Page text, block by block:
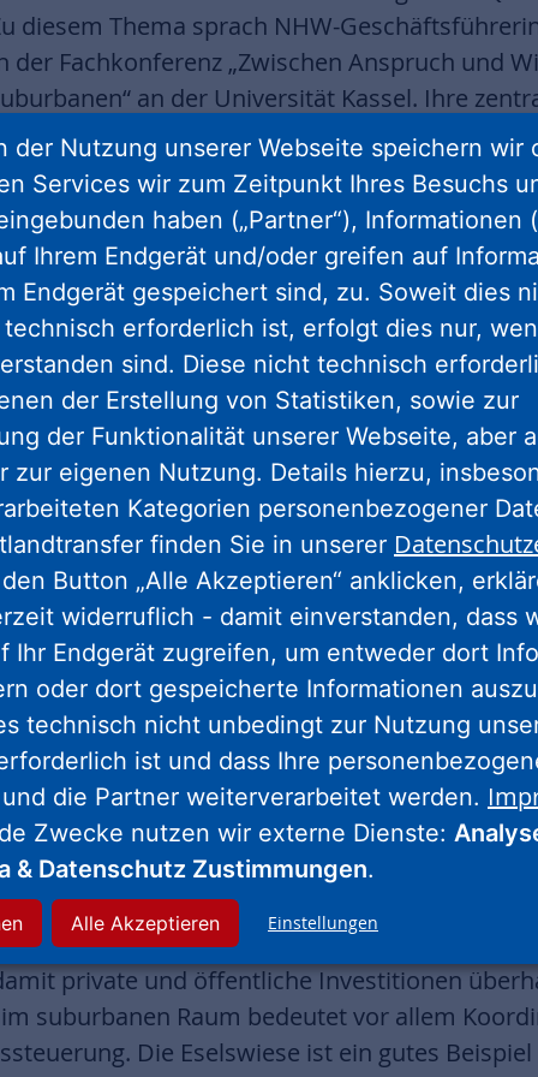
diesem Thema sprach NHW-
der Fachkonferenz „Zwischen Anspruch und
an der Universität Kassel. Ihre
müssen her.
im Rhein-Main-Gebiet – u.a. steigender
Verflechtung von Kernstadt und Umland,
– schilderte Fontaine-Kretschmer an zwei
Spannungsfeldern Quartiersentwicklung
sozial durchmischtes
ist die NHW als Eigentümer und
Betrieb verantwortlich. Das bedeutet
beteiligten Partnern – insbesondere, weil der
Wohnen, Bildungseinrichtungen und
Umfeld koordiniert werden muss.
Quartier als Teil des Stadtgefüges.
„Das Schönhofviertel zeigt, was urbane
trägt und gestaltet. Unser Anspruch ist
zu entwickeln.“
Koordination, Vermittlung
steuert die NHW-
die Baulandentwicklung für die
private und öffentliche Investitionen
suburbanen Raum bedeutet vor allem
Die Eselswiese ist ein gutes
der Nutzung unserer Webseite speichern wir
Services wir zum Zeitpunkt Ihres Besuchs
haben („Partner“), Informationen
Ihrem Endgerät und/oder greifen auf
Endgerät gespeichert sind, zu. Soweit dies
erforderlich ist, erfolgt dies nur,
sind. Diese nicht technisch
der Erstellung von Statistiken, sowie zur
der Funktionalität unserer Webseite, aber
zur eigenen Nutzung. Details hierzu,
Kategorien personenbezogener
finden Sie in unserer
Button „Alle Akzeptieren“ anklicken,
widerruflich - damit einverstanden, dass
Ihr Endgerät zugreifen, um entweder dort
oder dort gespeicherte Informationen
technisch nicht unbedingt zur Nutzung
ist und dass Ihre
die Partner weiterverarbeitet werden.
Zwecke nutzen wir externe Dienste:
& Datenschutz Zustimmungen.
Einstellungen
Alle Akzeptieren